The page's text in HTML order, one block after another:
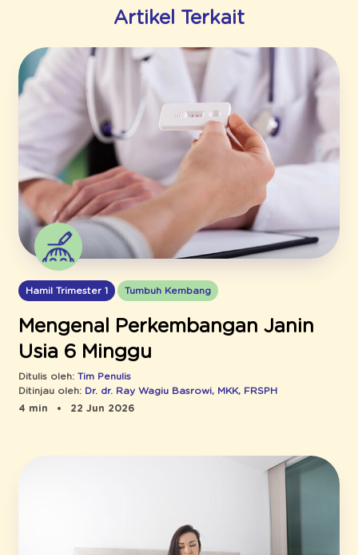
Artikel Terkait
Hamil Trimester 1 Tumbuh Kembang
Mengenal Perkembangan Janin
Usia 6 Minggu
Ditulis oleh: Tim Penulis
Ditinjau oleh: Dr. dr. Ray Wagiu Basrowi, MKK, FRSPH
4 min
22 Jun 2026